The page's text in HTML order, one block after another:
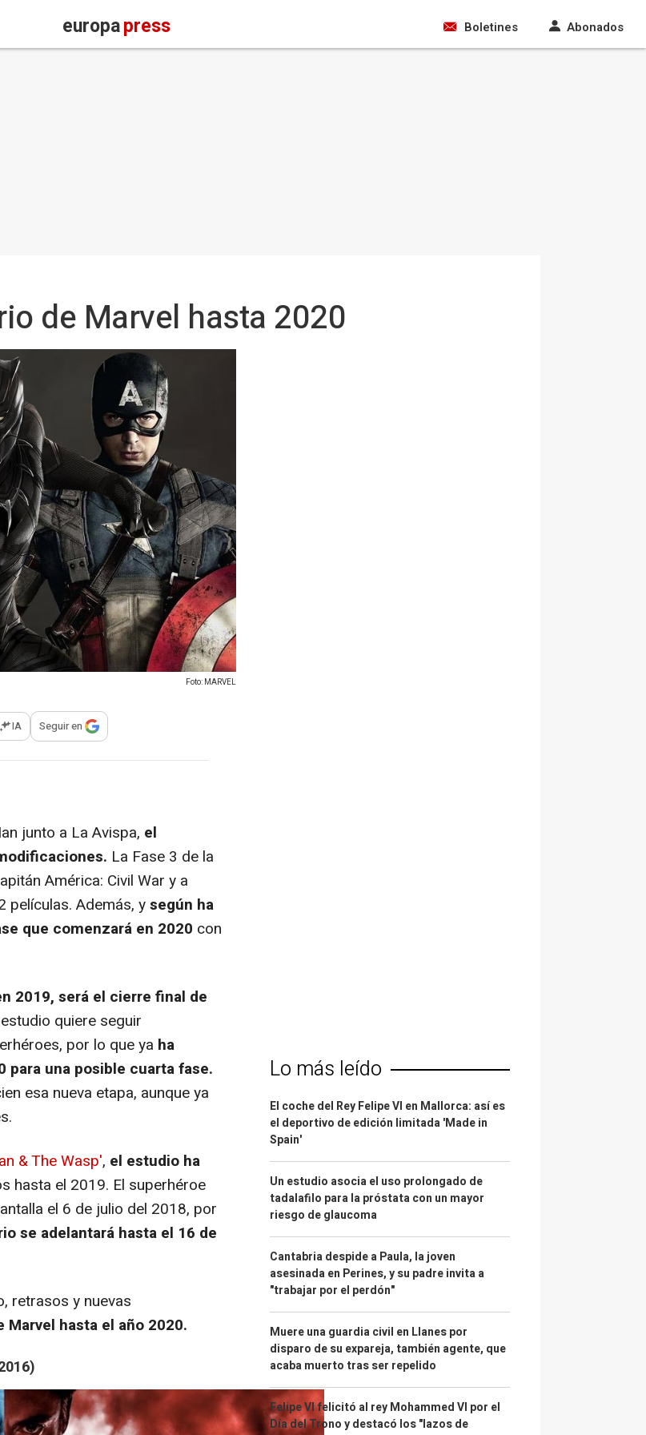
europapress Boletines Abonados
de Marvel hasta 2020
Foto: MARVEL
para compartir
IA Seguir en
junto a La Avispa, el
La Fase 3 de la
América: Civil War y a
películas. Además, ysegún ha
que comenzará en 2020 con
2019, será el cierre final de
quiere seguir
por lo que ya ha
para una posible cuarta fase.
esa nueva etapa, aunque ya
& The Wasp', el estudio ha
hasta el 2019. El superhéroe
el 6 de julio del 2018, por
se adelantará hasta el 16 de
retrasos y nuevas
hasta el año 2020.
Lo más leído
El coche del Rey Felipe VI en Mallorca: así es
el deportivo de edición limitada 'Made in
Spain'
Un estudio asocia el uso prolongado de
tadalafilo para la próstata con un mayor
riesgo de glaucoma
Cantabria despide a Paula, la joven
asesinada en Perines, y su padre invita a
"trabajar por el perdón"
Muere una guardia civil en Llanes por
disparo de su expareja, también agente, que
acaba muerto tras ser repelido
Felipe VI felicitó al rey Mohammed VI por el
Día del Trono y destacó los "lazos de